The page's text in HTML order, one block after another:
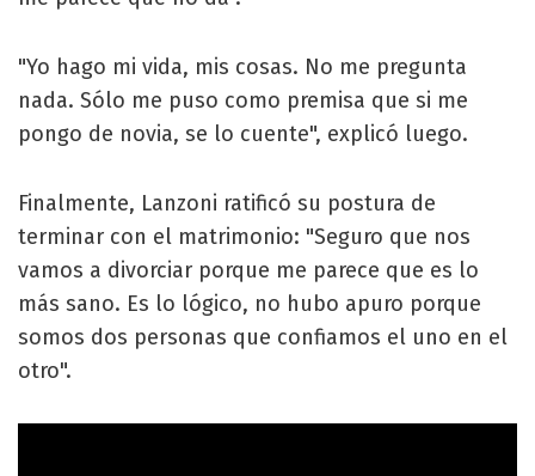
"Yo hago mi vida, mis cosas. No me pregunta
nada. Sólo me puso como premisa que si me
pongo de novia, se lo cuente", explicó luego.
Finalmente, Lanzoni ratificó su postura de
terminar con el matrimonio: "Seguro que nos
vamos a divorciar porque me parece que es lo
más sano. Es lo lógico, no hubo apuro porque
somos dos personas que confiamos el uno en el
otro".